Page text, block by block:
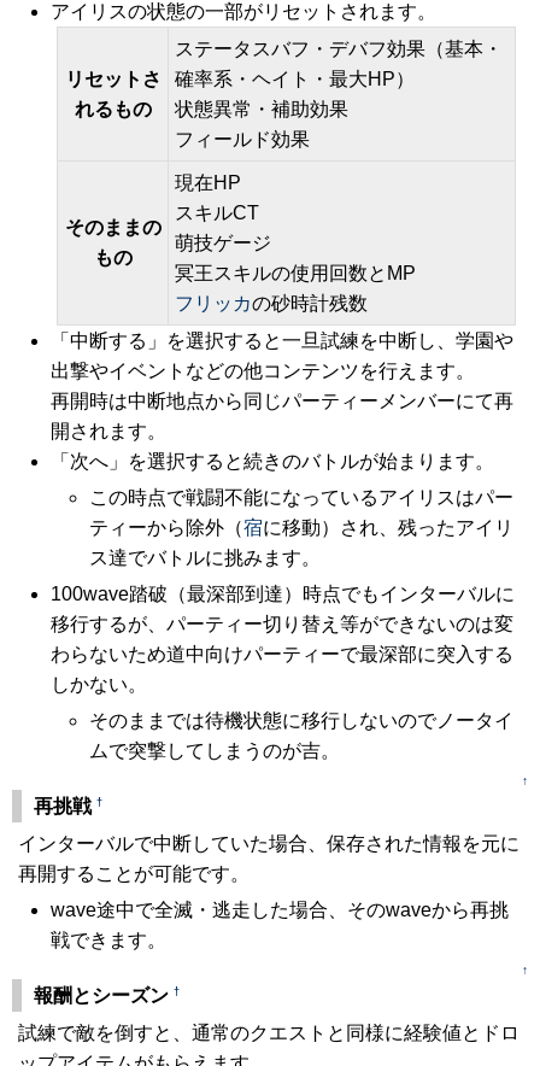
アイリスの状態の一部がリセットされます。
リセットさ
れるもの
ステータスバフ・デバフ効果（基本・
確率系・ヘイト・最大HP）
状態異常・補助効果
フィールド効果
そのままの
もの
現在HP
スキルCT
萌技ゲージ
冥王スキルの使用回数とMP
フリッカの砂時計残数
「中断する」を選択すると一旦試練を中断し、学園や
出撃やイベントなどの他コンテンツを行えます。
再開時は中断地点から同じパーティーメンバーにて再
開されます。
「次へ」を選択すると続きのバトルが始まります。
この時点で戦闘不能になっているアイリスはパー
ティーから除外（宿に移動）され、残ったアイリ
ス達でバトルに挑みます。
100wave踏破（最深部到達）時点でもインターバルに
移行するが、パーティー切り替え等ができないのは変
わらないため道中向けパーティーで最深部に突入する
しかない。
そのままでは待機状態に移行しないのでノータイ
ムで突撃してしまうのが吉。
↑
再挑戦 †
インターバルで中断していた場合、保存された情報を元に
再開することが可能です。
wave途中で全滅・逃走した場合、そのwaveから再挑
戦できます。
↑
報酬とシーズン †
試練で敵を倒すと、通常のクエストと同様に経験値とドロ